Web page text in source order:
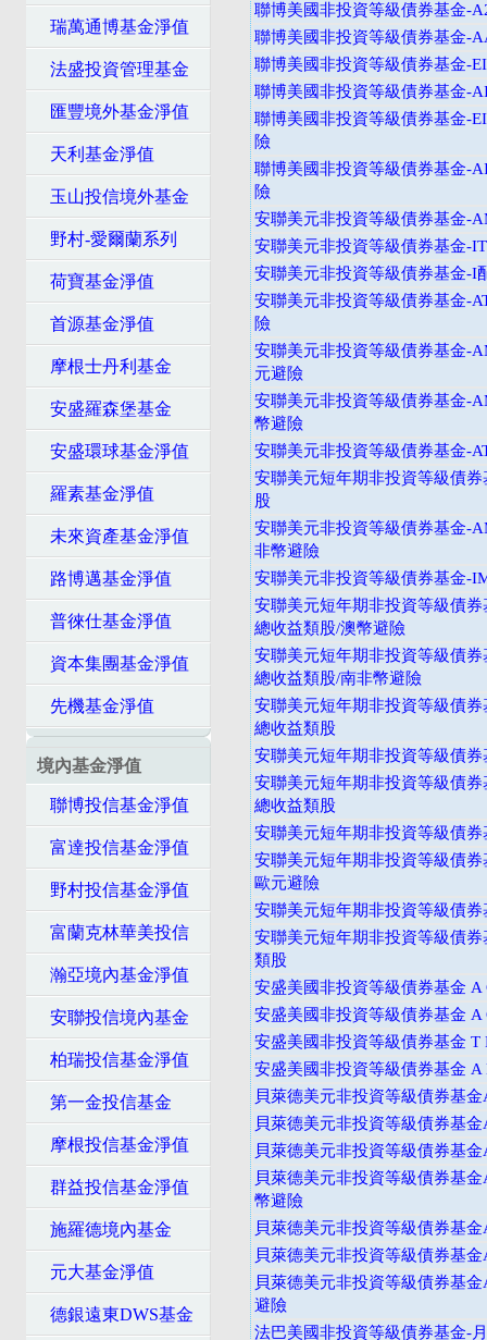
瑞萬通博基金淨值
法盛投資管理基金
匯豐境外基金淨值
天利基金淨值
玉山投信境外基金
野村-愛爾蘭系列
荷寶基金淨值
首源基金淨值
摩根士丹利基金
安盛羅森堡基金
安盛環球基金淨值
羅素基金淨值
未來資產基金淨值
路博邁基金淨值
普徠仕基金淨值
資本集團基金淨值
先機基金淨值
境內基金淨值
聯博投信基金淨值
富達投信基金淨值
野村投信基金淨值
富蘭克林華美投信
瀚亞境內基金淨值
安聯投信境內基金
柏瑞投信基金淨值
第一金投信基金
摩根投信基金淨值
群益投信基金淨值
施羅德境內基金
元大基金淨值
德銀遠東DWS基金
聯博美國非投資等級債券基金-
聯博美國非投資等級債券基金-
聯博美國非投資等級債券基金-
聯博美國非投資等級債券基金-
聯博美國非投資等級債券基金-
險
聯博美國非投資等級債券基金-
險
安聯美元非投資等級債券基金-
安聯美元非投資等級債券基金-
安聯美元非投資等級債券基金-I
安聯美元非投資等級債券基金-
險
安聯美元非投資等級債券基金-
元避險
安聯美元非投資等級債券基金-
幣避險
安聯美元非投資等級債券基金-
安聯美元短年期非投資等級債
股
安聯美元非投資等級債券基金-
非幣避險
安聯美元非投資等級債券基金-
安聯美元短年期非投資等級債
總收益類股/澳幣避險
安聯美元短年期非投資等級債
總收益類股/南非幣避險
安聯美元短年期非投資等級債
總收益類股
安聯美元短年期非投資等級債
安聯美元短年期非投資等級債
總收益類股
安聯美元短年期非投資等級債
安聯美元短年期非投資等級債
歐元避險
安聯美元短年期非投資等級債
安聯美元短年期非投資等級債
類股
安盛美國非投資等級債券基金 A
安盛美國非投資等級債券基金 A
安盛美國非投資等級債券基金 T
安盛美國非投資等級債券基金 A
貝萊德美元非投資等級債券基
貝萊德美元非投資等級債券基
貝萊德美元非投資等級債券基
貝萊德美元非投資等級債券基
幣避險
貝萊德美元非投資等級債券基金
貝萊德美元非投資等級債券基
貝萊德美元非投資等級債券基
避險
法巴美國非投資等級債券基金-